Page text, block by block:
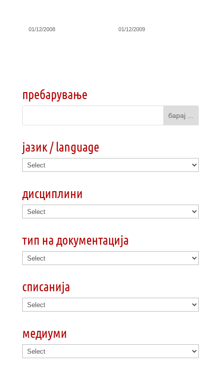
01/12/2008 01/12/2009
пребарување
јазик / language
дисциплини
тип на документација
списанија
медиуми